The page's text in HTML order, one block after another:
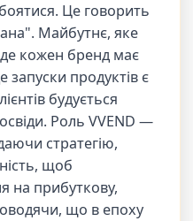
Це говорить
Майбутнє, яке
кожен бренд має
продуктів є
будується
Роль VVEND —
стратегію,
щоб
на прибуткову,
що в епоху